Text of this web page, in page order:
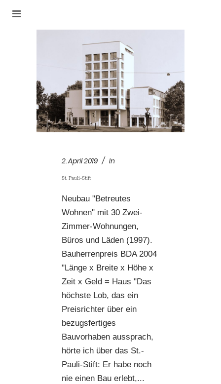
2. April 2019 In
St. Pauli-Stift
Neubau "Betreutes
Wohnen" mit 30 Zwei-
Zimmer-Wohnungen,
Büros und Läden (1997).
Bauherrenpreis BDA 2004
"Länge x Breite x Höhe x
Zeit x Geld = Haus "Das
höchste Lob, das ein
Preisrichter über ein
bezugsfertiges
Bauvorhaben aussprach,
hörte ich über das St.-
Pauli-Stift: Er habe noch
nie einen Bau erlebt,...